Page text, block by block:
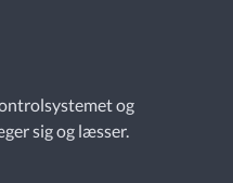
og
sig og læsser.